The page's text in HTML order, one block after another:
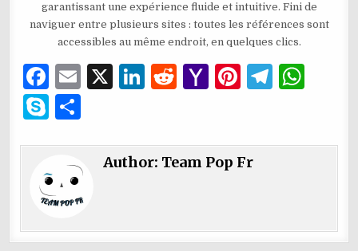
garantissant une expérience fluide et intuitive. Fini de
naviguer entre plusieurs sites : toutes les références sont
accessibles au même endroit, en quelques clics.
F
a
c
e
b
o
o
E
l
X
Li
e
R
di
Y
o
ai
Pi
re
T
g s
p
S
p
e
ta
g
er
Author: Team Pop Fr